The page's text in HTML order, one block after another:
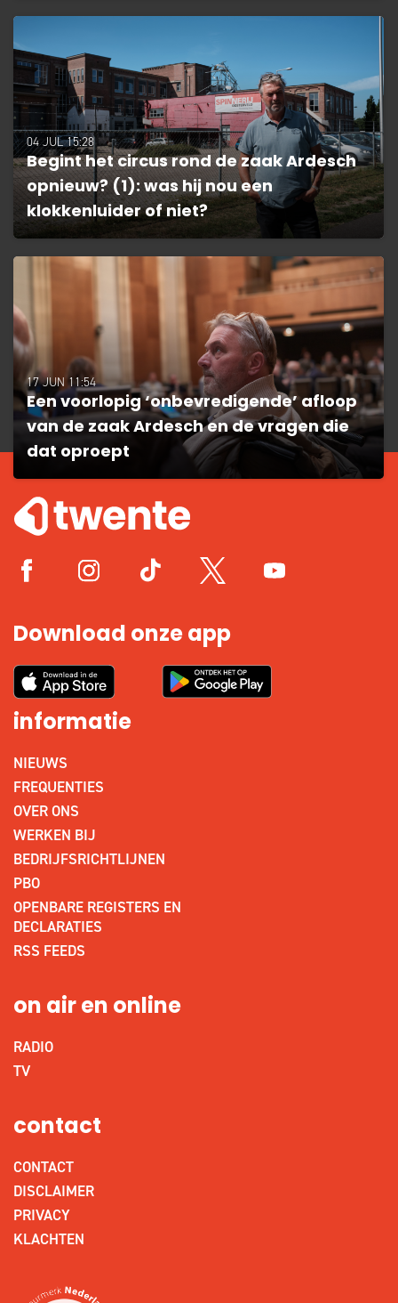
04 JUL 15:28
Begint het circus rond de zaak Ardesch
opnieuw? (1): was hij nou een
klokkenluider of niet?
17 JUN 11:54
Een voorlopig ‘onbevredigende’ afloop
van de zaak Ardesch en de vragen die
dat oproept
Download onze app
informatie
NIEUWS
FREQUENTIES
OVER ONS
WERKEN BIJ
BEDRIJFSRICHTLIJNEN
PBO
OPENBARE REGISTERS EN
DECLARATIES
RSS FEEDS
on air en online
RADIO
TV
contact
CONTACT
DISCLAIMER
PRIVACY
KLACHTEN